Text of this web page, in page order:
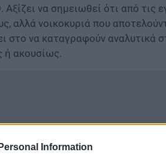
Information
Αξίζει να σημειωθεί ότι από τις
αλλά νοικοκυριά που
στο να καταγραφούν αναλυτικά
ή ακουσίως.